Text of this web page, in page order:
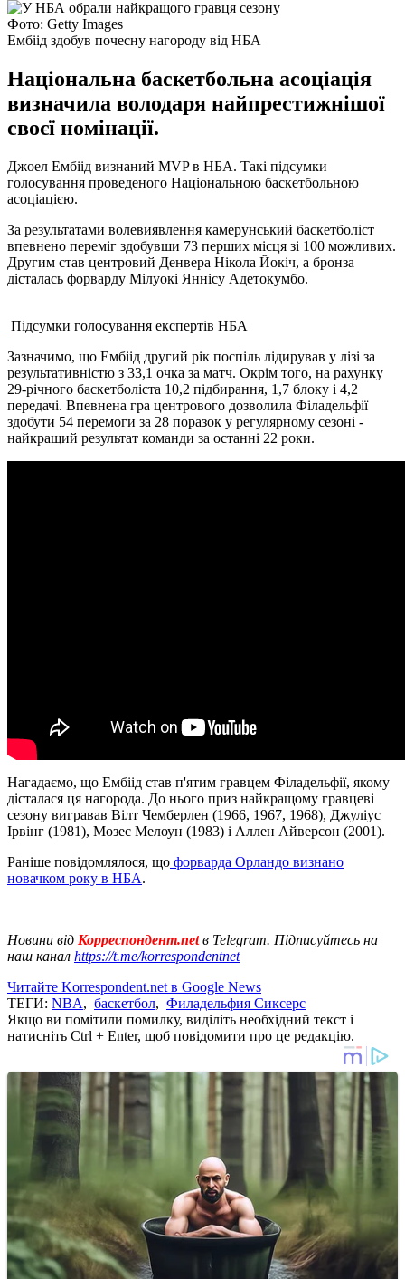
Фото: Getty Images
Ембіід здобув почесну нагороду від НБА
Національна баскетбольна асоціація
визначила володаря найпрестижнішої
своєї номінації.
Джоел Ембіід визнаний MVP в НБА. Такі підсумки
голосування проведеного Національною баскетбольною
асоціацією.
За результатами волевиявлення камерунський баскетболіст
впевнено переміг здобувши 73 перших місця зі 100 можливих.
Другим став центровий Денвера Нікола Йокіч, а бронза
дісталась форварду Мілуокі Яннісу Адетокумбо.
Підсумки голосування експертів НБА
Зазначимо, що Ембіід другий рік поспіль лідирував у лізі за
результативністю з 33,1 очка за матч. Окрім того, на рахунку
29-річного баскетболіста 10,2 підбирання, 1,7 блоку і 4,2
передачі. Впевнена гра центрового дозволила Філадельфії
здобути 54 перемоги за 28 поразок у регулярному сезоні -
найкращий результат команди за останні 22 роки.
Нагадаємо, що Ембіід став п'ятим гравцем Філадельфії, якому
дісталася ця нагорода. До нього приз найкращому гравцеві
сезону вигравав Вілт Чемберлен (1966, 1967, 1968), Джуліус
Ірвінг (1981), Мозес Мелоун (1983) і Аллен Айверсон (2001).
Раніше повідомлялося, що форварда Орландо визнано
новачком року в НБА.
Новини від Корреспондент.netв Telegram. Підписуйтесь на
наш канал https://t.me/korrespondentnet
Читайте Korrespondent.net в Google News
ТЕГИ: NBA, баскетбол, Филадельфия Сиксерс
Якщо ви помітили помилку, виділіть необхідний текст і
натисніть Ctrl + Enter, щоб повідомити про це редакцію.